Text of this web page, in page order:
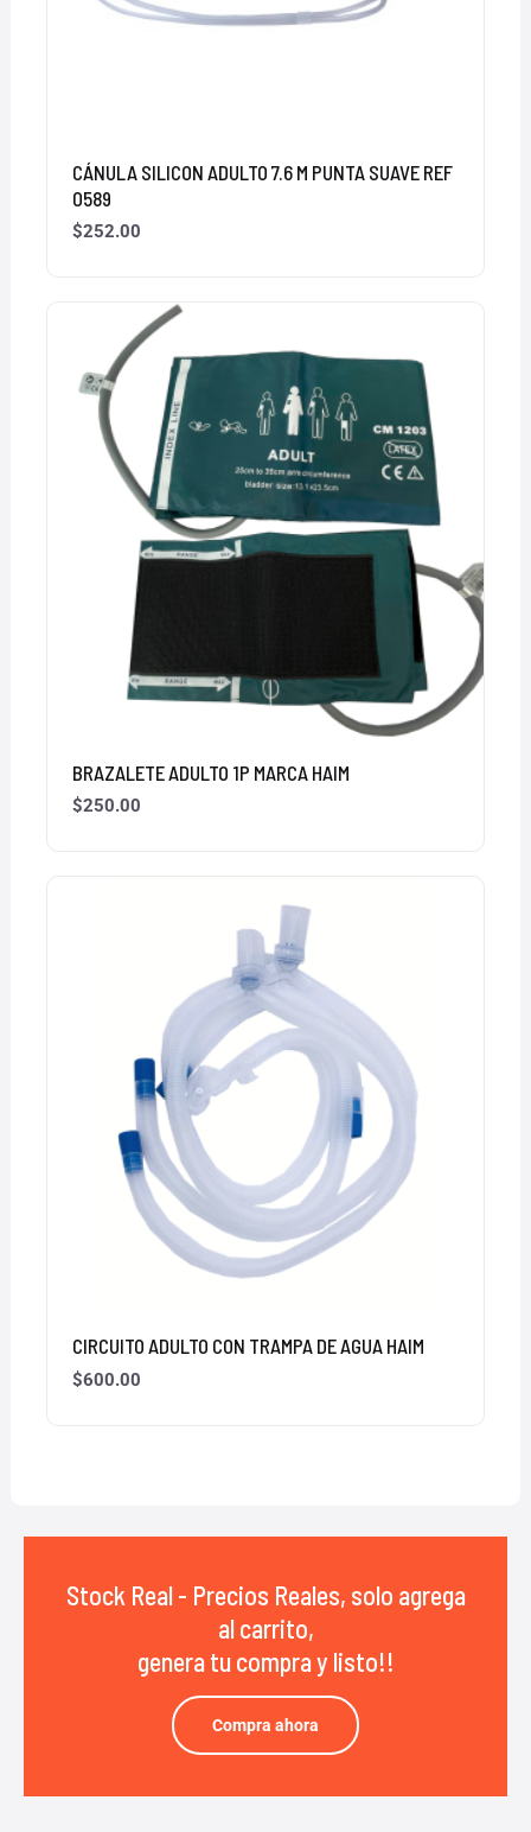
CÁNULA SILICON ADULTO 7.6 M PUNTA SUAVE REF
0589
$252.00
BRAZALETE ADULTO 1P MARCA HAIM
$250.00
CIRCUITO ADULTO CON TRAMPA DE AGUA HAIM
$600.00
Stock Real - Precios Reales, solo agrega
al carrito,
genera tu compra y listo!!
Compra ahora